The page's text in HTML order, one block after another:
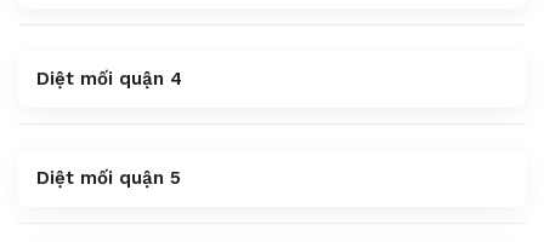
Diệt mối quận 4
Diệt mối quận 5